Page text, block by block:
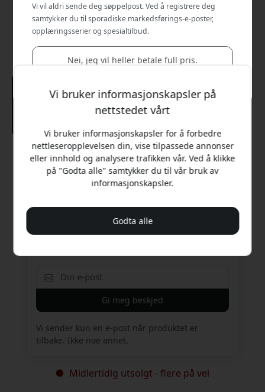
Anbefalt pris
249 NOK
Få e-post når den er tilbake på lager
Skriv inn e-postadressen din, så gir vi deg
Gi meg beskjed
Vi sender kun en e-post når produktet er
tilbake. Ikke noe annet.
Midlertidig utsolgt - flere på vei
Vi bruker informasjonskapsler på
nettstedet vårt
Vi bruker informasjonskapsler for å forbedre
nettleseropplevelsen din, vise tilpassede annonser
eller innhold og analysere trafikken vår. Ved å klikke
på "Godta alle" samtykker du til vår bruk av
informasjonskapsler.
Godta alle
Vi vil aldri sende deg søppelpost. Ved å registrere deg
samtykker du til sporadiske markedsførings-e-poster,
opplæringsserier og spesialtilbud.
Nei, jeg vil heller betale full pris.